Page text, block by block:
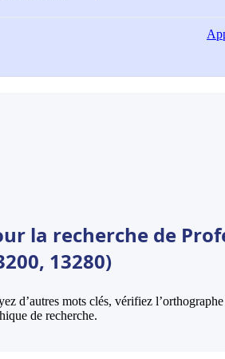
la recherche de
13280)
d’autres mots clés, vérifiez
de recherche.